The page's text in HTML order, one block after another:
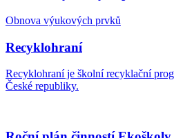
Obnova výukových prvků
Recyklohraní
Recyklohraní je školní recyklační
České republiky.